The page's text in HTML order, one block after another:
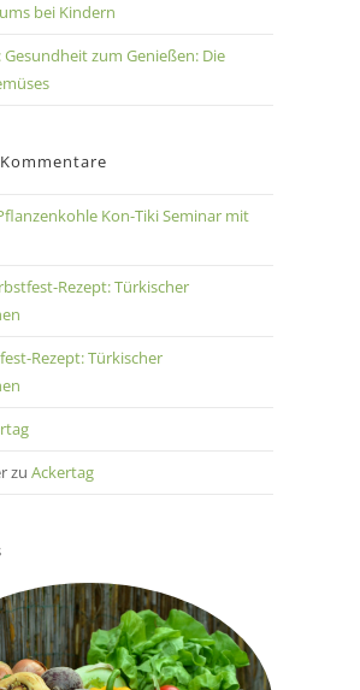
bei Kindern
zum Genießen: Die
Kon-Tiki Seminar mit
Rezept: Türkischer
Rezept: Türkischer
zu Ackertag